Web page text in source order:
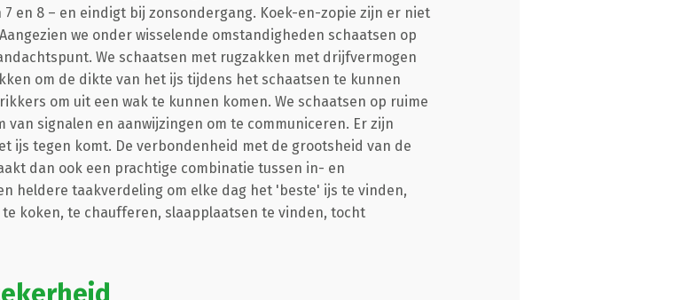
en 8 – en eindigt bij zonsondergang. Koek-en-zopie zijn er niet
we onder wisselende omstandigheden schaatsen op
We schaatsen met rugzakken met drijfvermogen
om de dikte van het ijs tijdens het schaatsen te kunnen
om uit een wak te kunnen komen. We schaatsen op ruime
signalen en aanwijzingen om te communiceren. Er zijn
ijs tegen komt. De verbondenheid met de grootsheid van de
dan ook een prachtige combinatie tussen in- en
heldere taakverdeling om elke dag het 'beste' ijs te vinden,
koken, te chaufferen, slaapplaatsen te vinden, tocht